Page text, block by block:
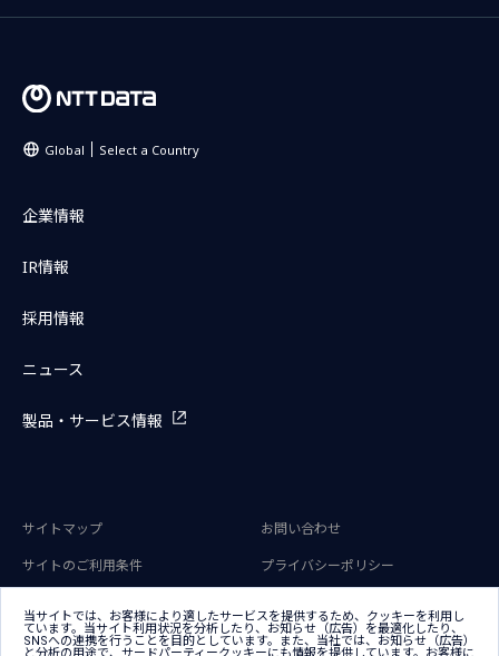
Global Select a Country
企業情報
IR情報
採用情報
ニュース
製品・サービス情報
サイトマップ
お問い合わせ
サイトのご利用条件
プライバシーポリシー
クッキー（Cookie）プリファレン
当サイトでは、お客様により適したサービスを提供するため、クッキーを利用し
ています。当サイト利用状況を分析したり、お知らせ（広告）を最適化したり、
SNSへの連携を行うことを目的としています。また、当社では、お知らせ（広告）